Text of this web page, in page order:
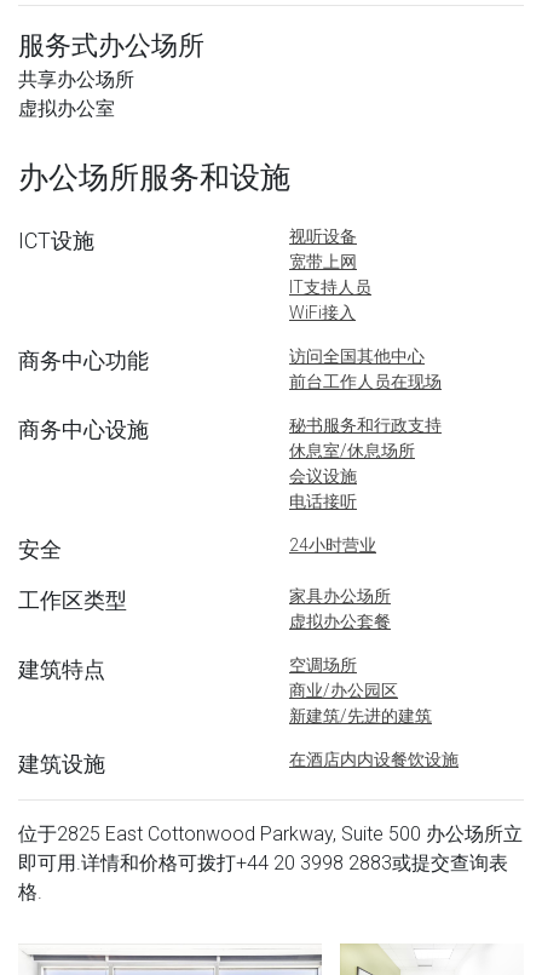
服务式办公场所
共享办公场所
虚拟办公室
办公场所服务和设施
ICT设施
视听设备
宽带上网
IT支持人员
WiFi接入
商务中心功能
访问全国其他中心
前台工作人员在现场
商务中心设施
秘书服务和行政支持
休息室/休息场所
会议设施
电话接听
安全 24小时营业
工作区类型
家具办公场所
虚拟办公套餐
建筑特点
空调场所
商业/办公园区
新建筑/先进的建筑
建筑设施 在酒店内内设餐饮设施
位于2825 East Cottonwood Parkway, Suite 500 办公场所立
即可用.详情和价格可拨打+44 20 3998 2883或提交查询表
格.